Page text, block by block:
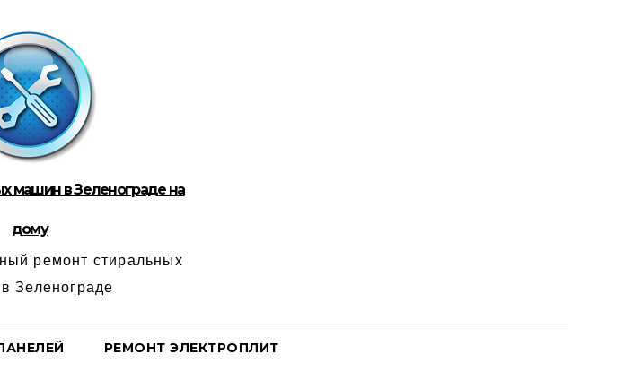
машин в Зеленограде на
дому
ремонт стиральных
Зеленограде
РЕМОНТ ЭЛЕКТРОПЛИТ